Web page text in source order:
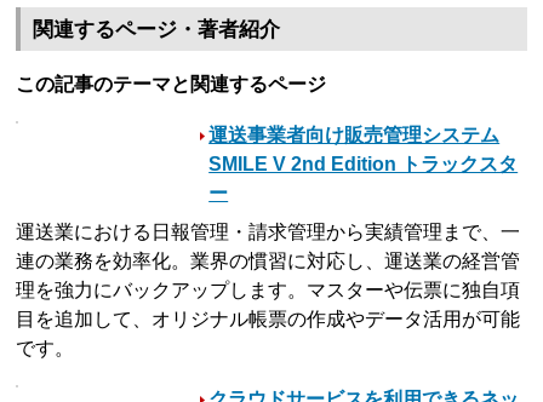
関連するページ・著者紹介
この記事のテーマと関連するページ
運送事業者向け販売管理システム
SMILE V 2nd Edition トラックスタ
ー
運送業における日報管理・請求管理から実績管理まで、一
連の業務を効率化。業界の慣習に対応し、運送業の経営管
理を強力にバックアップします。マスターや伝票に独自項
目を追加して、オリジナル帳票の作成やデータ活用が可能
です。